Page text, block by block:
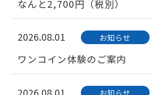
なんと2,700円（税別）
2026.08.01 お知らせ
ワンコイン体験のご案内
お知らせ